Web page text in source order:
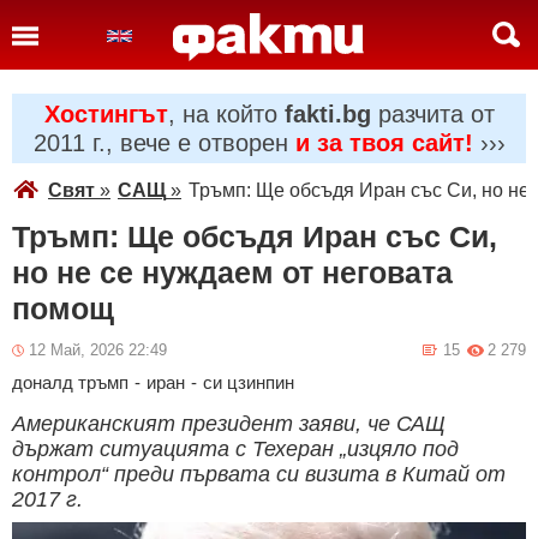
Хостингът, на който fakti.bg разчита от
2011 г., вече е отворен и за твоя сайт! ›››
Свят » САЩ» Тръмп: Ще обсъдя Иран със Си, но не
Тръмп: Ще обсъдя Иран със Си,
но не се нуждаем от неговата
помощ
12 Май, 2026 22:49 2 279
15
доналд тръмп - иран - си цзинпин
Американският президент заяви, че САЩ
държат ситуацията с Техеран „изцяло под
контрол“ преди първата си визита в Китай от
2017 г.